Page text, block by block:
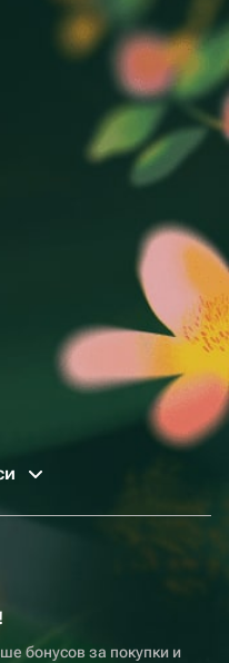
бонусов за покупки и